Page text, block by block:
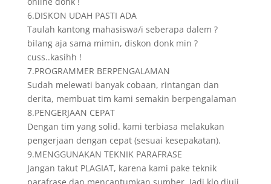
6.DISKON UDAH PASTI ADA
Taulah kantong mahasiswa/i seberapa dalem ?
bilang aja sama mimin, diskon donk min ?
cuss..kasihh !
7.PROGRAMMER BERPENGALAMAN
Sudah melewati banyak cobaan, rintangan dan
derita, membuat tim kami semakin berpengalaman
8.PENGERJAAN CEPAT
Dengan tim yang solid. kami terbiasa melakukan
pengerjaan dengan cepat (sesuai kesepakatan).
9.MENGGUNAKAN TEKNIK PARAFRASE
Jangan takut PLAGIAT, karena kami pake teknik